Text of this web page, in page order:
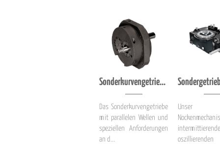
Sonderkurvengetriebe mit parallelen Wellen
Das Sonderkurvengetriebe
mit parallelen Wellen und
speziellen Anforderungen
an d...
Unser
oszillierenden